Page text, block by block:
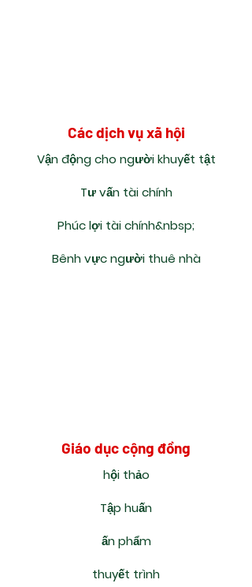
Các dịch vụ xã hội
Vận động cho người khuyết tật
Tư vấn tài chính
Phúc lợi tài chính&nbsp;
Bênh vực người thuê nhà
Giáo dục cộng đồng
hội thảo
Tập huấn
ấn phẩm
thuyết trình